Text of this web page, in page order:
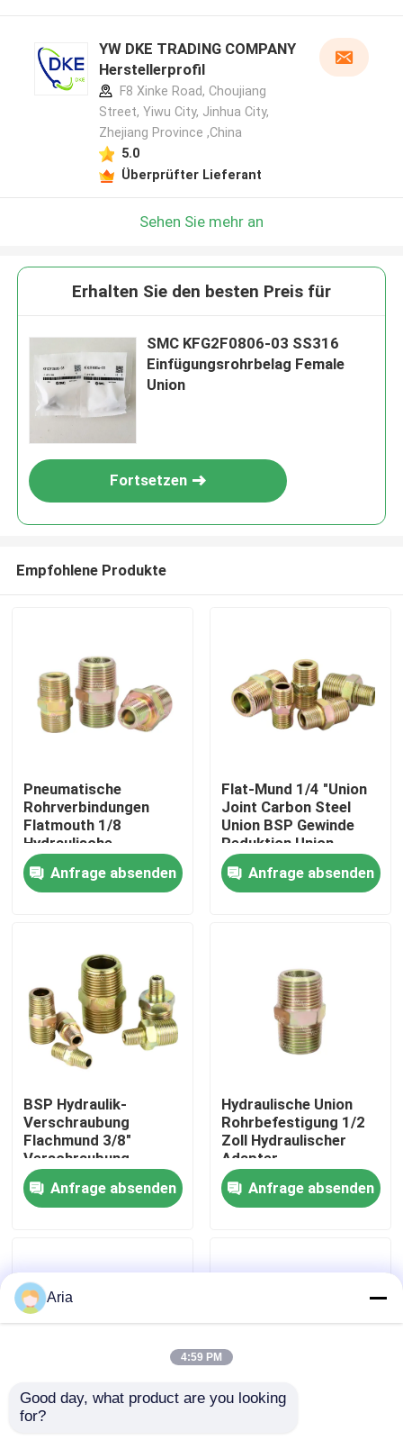
Produkte
Videos
Über uns
Werksbesichtigung
Qualitätskontrolle
Kontakt mit uns
Neuigkeiten
YW DKE TRADING COMPANY
Herstellerprofil
F8 Xinke Road, Choujiang
Street, Yiwu City, Jinhua City,
Zhejiang Province ,China
5.0
Überprüfter Lieferant
Sehen Sie mehr an
Erhalten Sie den besten Preis für
SMC KFG2F0806-03 SS316
Einfügungsrohrbelag Female
Union
Fortsetzen
Empfohlene Produkte
Pneumatische
Rohrverbindungen
Flatmouth 1/8
Hydraulische
Verbindung
Hochdruckkohle
Anfrage absenden
Flat-Mund 1/4 "Union
Joint Carbon Steel
Union BSP Gewinde
Reduktion Union
Rohrbefestigung
Anfrage absenden
BSP Hydraulik-
Verschraubung
Flachmund 3/8"
Verschraubung
Nenndruck 30MPa
Pneumatikrohrverschraubungen
Anfrage absenden
Hydraulische Union
Rohrbefestigung 1/2
Zoll Hydraulischer
Adapter
Anfrage absenden
3/4 Zoll BSP Gewinde
Aria
4:59 PM
Good day, what product are you looking
for?